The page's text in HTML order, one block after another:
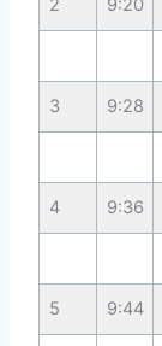
2 9:20
3 9:28
4 9:36
5 9:44